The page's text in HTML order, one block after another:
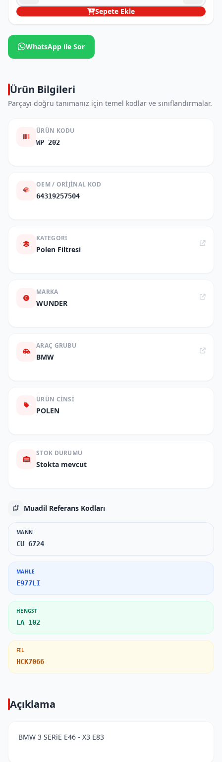
Sepete Ekle
WhatsApp ile Sor
Ürün Bilgileri
Parçayı doğru tanımanız için temel kodlar ve sınıflandırmalar.
ÜRÜN KODU
WP 202
OEM / ORIJINAL KOD
64319257504
KATEGORI
Polen Filtresi
MARKA
WUNDER
ARAÇ GRUBU
BMW
ÜRÜN CINSI
POLEN
STOK DURUMU
Stokta mevcut
Muadil Referans Kodları
MANN
CU 6724
MAHLE
E977LI
HENGST
LA 102
FIL
HCK7066
Açıklama
BMW 3 SERiE E46 - X3 E83